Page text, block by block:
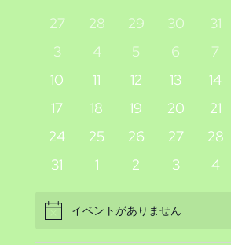
ン
ト
を
択
ベ
ン
ト
の
カ
レ
ン
0
イ
ン
ト
27
0
イ
ン
ト
28
0
イ
ン
ト
29
0
イ
ン
ト
30
0
イ
ン
ト
31
0
イ
ン
ト
3
0
イ
ン
ト
4
0
イ
ン
ト
5
0
イ
ン
ト
6
0
イ
ン
ト
7
0
イ
ン
ト
10
0
イ
ン
ト
11
0
イ
ン
ト
12
0
イ
ン
ト
13
0
イ
ン
ト
14
0
イ
ン
17
0
イ
ン
18
0
イ
ン
19
0
イ
ン
20
0
イ
ン
21
0
イ
ン
ト
24
0
イ
ト
25
0
イ
ト
26
0
イ
ト
27
0
イ
28
0
ベ
31
0
ベ
1
0
ベ
2
0
ベ
3
0
4
Noticeイベントがありません